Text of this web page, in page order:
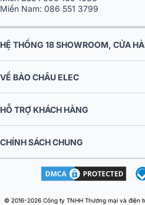
Miền Nam: 086 551 3799
HỆ THỐNG 18 SHOWROOM, CỬA
VỀ BẢO CHÂU ELEC
HỖ TRỢ KHÁCH HÀNG
CHÍNH SÁCH CHUNG
© 2016-2026 Công ty TNHH Thương mại và điện